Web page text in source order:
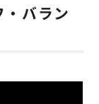
バラン